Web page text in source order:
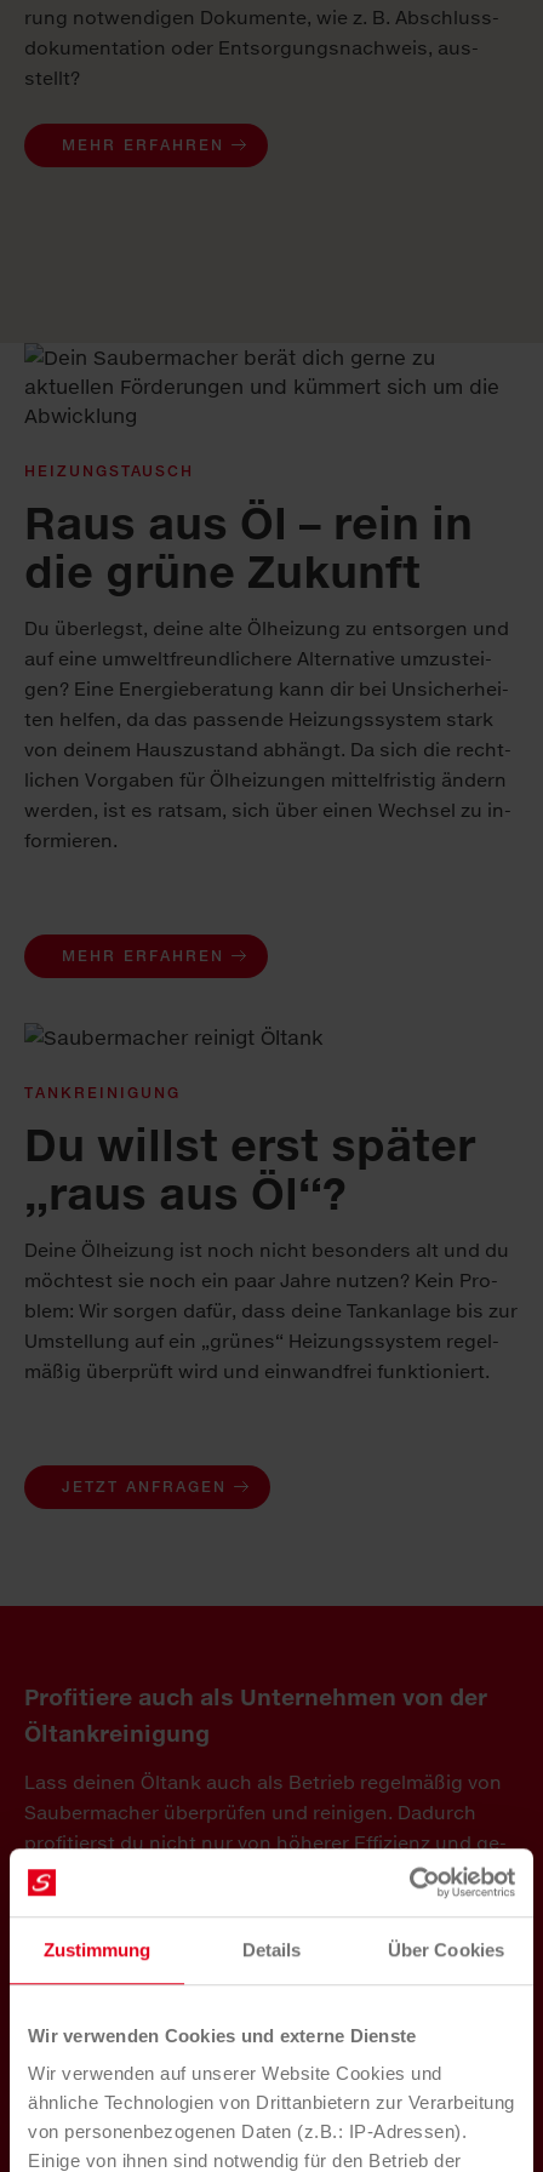
Zustimmung Details Über Cookies
Wir verwenden Cookies und externe Dienste
Wir verwenden auf unserer Website Cookies und
ähnliche Technologien von Drittanbietern zur Verarbeitung
von personenbezogenen Daten (z.B.: IP-Adressen).
Einige von ihnen sind notwendig für den Betrieb der
rung not­wen­di­gen Do­ku­men­te, wie z. B. Ab­schluss­
do­ku­men­ta­ti­on oder Ent­sor­gungs­nach­weis, aus­
stellt?
MEHR ERFAHREN
HEIZUNGSTAUSCH
Raus aus Öl – rein in
die grü­ne Zu­kunft
Du über­legst, dei­ne al­te Öl­hei­zung zu ent­sor­gen und
auf ei­ne um­welt­freund­li­che­re Al­ter­na­ti­ve um­zu­stei­
gen? Ei­ne En­er­gie­be­ra­tung kann dir bei Un­si­cher­hei­
ten hel­fen, da das pas­sen­de Hei­zungs­sys­tem stark
von dei­nem Haus­zu­stand ab­hängt. Da sich die recht­
li­chen Vor­ga­ben für Öl­hei­zun­gen mit­tel­fris­tig än­dern
wer­den, ist es rat­sam, sich über ei­nen Wech­sel zu in­
for­mie­ren.
MEHR ERFAHREN
TANKREINIGUNG
Du willst erst später
„raus aus Öl“?
Dei­ne Öl­hei­zung ist noch nicht be­son­ders alt und du
möch­test sie noch ein paar Jah­re nut­zen? Kein Pro­
blem: Wir sor­gen da­für, dass dei­ne Tank­an­la­ge bis zur
Um­stel­lung auf ein „grü­nes“ Hei­zungs­sys­tem re­gel­
mä­ßig über­prüft wird und ein­wand­frei funk­tio­niert.
JETZT ANFRAGEN
Pro­fi­tie­re auch als Un­ter­neh­men von der
Öl­tank­rei­ni­gung
Lass dei­nen Öl­tank auch als Be­trieb re­gel­mä­ßig von
Sau­ber­ma­cher über­prü­fen und rei­ni­gen. Da­durch
pro­fi­tierst du nicht nur von hö­he­rer Ef­fi­zi­enz und ge­
rin­ge­ren Kos­ten, son­dern er­füllst auch sämt­li­che ge­
setz­li­che Vor­schrif­ten. Zu­sätz­lich leis­test du auch ei­
45001 und
SCC** (SCC = Safety Certificate
be­stä­tigt, dass ne­ben den Stan­dards für Si­cher­heits-,
Ge­sund­heits- und Um­welt­ma­nage­ment auch spe­zi­fi­
sche An­for­de­run­gen in der pe­tro­che­mi­schen In­dus­